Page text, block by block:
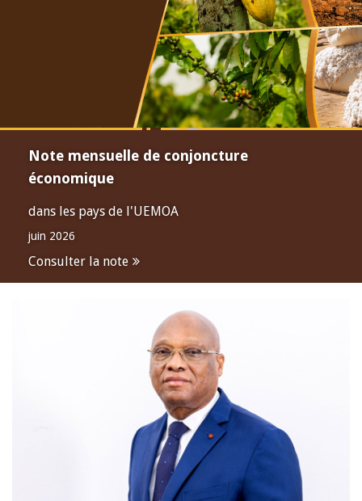
Note mensuelle de conjoncture
économique
dans les pays de l'UEMOA
juin 2026
Consulter la note